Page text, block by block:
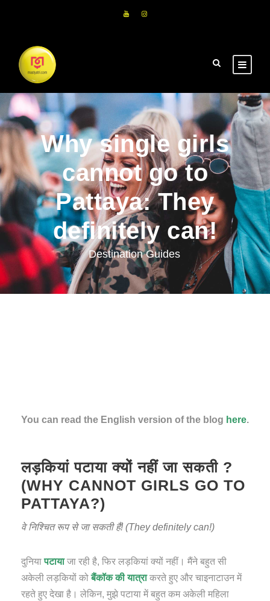
Destination Guides
Why single girls
cannot go to
Pattaya: They
definitely can!
You can read the English version of the blog here.
लड़कियां पटाया क्यों नहीं जा सकती ?
(WHY CANNOT GIRLS GO TO
PATTAYA?)
वे निश्चित रूप से जा सकती हैं! (They definitely can!)
दुनियापटायाजा रही है, फिर लड़कियां क्यों नहीं। मैंने बहुत सी
अकेली लड़कियों कोबैंकॉक की यात्राकरते हुए और चाइनाटाउन में
रहते हुए देखा है। लेकिन, मुझे पटाया में बहुत कम अकेली महिला